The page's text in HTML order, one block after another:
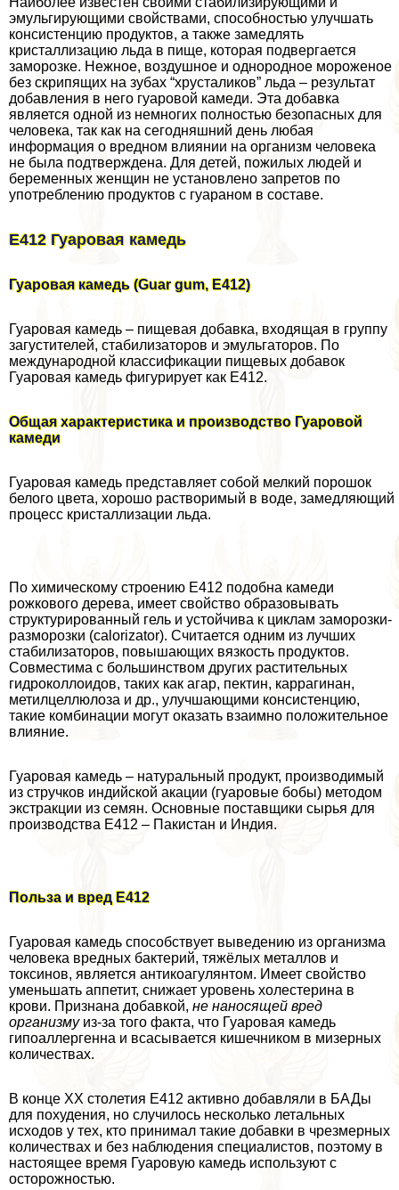
эмульгирующими свойствами, способностью улучшать
консистенцию продуктов, а также замедлять
кристаллизацию льда в пище, которая подвергается
заморозке. Нежное, воздушное и однородное мороженое
без скрипящих на зубах “хрусталиков” льда – результат
добавления в него гуаровой камеди. Эта добавка
является одной из немногих полностью безопасных для
человека, так как на сегодняшний день любая
информация о вредном влиянии на организм человека
не была подтверждена. Для детей, пожилых людей и
беременных женщин не установлено запретов по
употрeблению продуктов с гуараном в составе.
E412 Гуаровая камедь
Гуаровая камедь (Guar gum, E412)
Гуаровая камедь – пищевая добавка, входящая в группу
загустителей, стабилизаторов и эмульгаторов. По
международной классификации пищевых добавок
Гуаровая камедь фигурирует как Е412.
Общая хаpaктеристика и производство Гуаровой
камеди
Гуаровая камедь представляет собой мелкий порошок
белого цвета, хорошо растворимый в воде, замедляющий
процесс кристаллизации льда.
По химическому строению Е412 подобна камеди
рожкового дерева, имеет свойство образовывать
структурированный гель и устойчива к циклам заморозки-
разморозки (calorizator). Считается одним из лучших
стабилизаторов, повышающих вязкость продуктов.
Совместима с большинством других растительных
гидроколлоидов, таких как агар, пектин, каррагинан,
метилцеллюлоза и др., улучшающими консистенцию,
такие комбинации могут оказать взаимно положительное
влияние.
Гуаровая камедь – натуральный продукт, производимый
из стручков индийской акации (гуаровые бобы) методом
экстpaкции из семян. Основные поставщики сырья для
производства Е412 – Пакистан и Индия.
Польза и вред Е412
Гуаровая камедь способствует выведению из организма
человека вредных бактерий, тяжёлых металлов и
токсинов, является антикоагулянтом. Имеет свойство
уменьшать аппетит, снижает уровень холестерина в
крови. Признана добавкой, не наносящей вред
организмуиз-за того факта, что Гуаровая камедь
гипоаллергенна и всасывается кишечником в мизерных
количествах.
В конце ХХ столетия Е412 активно добавляли в БАДы
для похудения, но случилось несколько летальных
исходов у тех, кто принимал такие добавки в чрезмерных
количествах и без наблюдения специалистов, поэтому в
настоящее время Гуаровую камедь используют с
осторожностью.